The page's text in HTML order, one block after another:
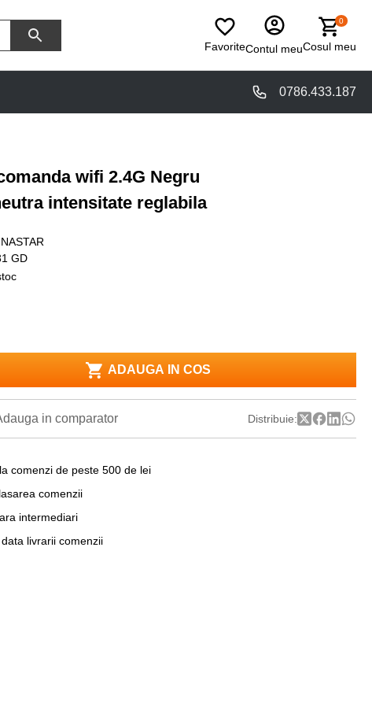
FavoriteContul meu
0
Cosul meu
0786.433.187
wifi 2.4G Negru
intensitate reglabila
GD
ADAUGA IN COS
in comparator Distribuie:
la comenzi de peste 500 de lei
comenzii
intermediari
livrarii comenzii